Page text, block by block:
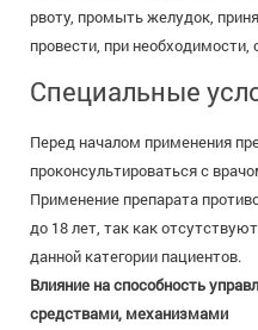
рвоту, промыть желудок,
провести, при
Специальные
Перед началом применения
проконсультироваться с
Применение препарата
до 18 лет, так как
данной категории пациентов.
Влияние на способность
средствами, механизмами